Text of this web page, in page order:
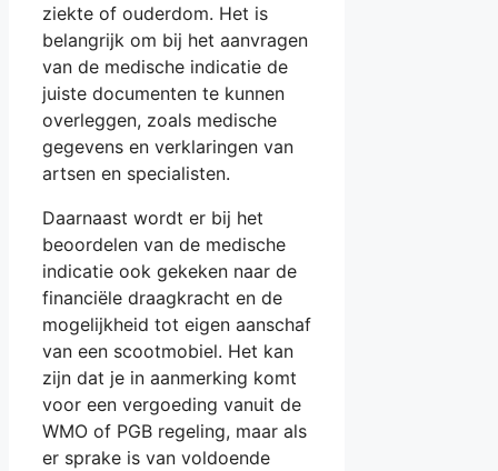
ziekte of ouderdom. Het is
belangrijk om bij het aanvragen
van de medische indicatie de
juiste documenten te kunnen
overleggen, zoals medische
gegevens en verklaringen van
artsen en specialisten.
Daarnaast wordt er bij het
beoordelen van de medische
indicatie ook gekeken naar de
financiële draagkracht en de
mogelijkheid tot eigen aanschaf
van een scootmobiel. Het kan
zijn dat je in aanmerking komt
voor een vergoeding vanuit de
WMO of PGB regeling, maar als
er sprake is van voldoende